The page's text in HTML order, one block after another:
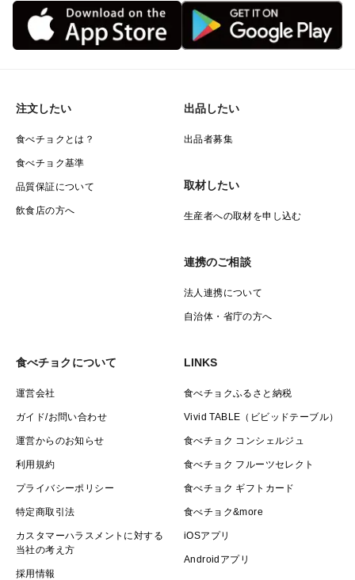
注文したい
食べチョクとは？
食べチョク基準
品質保証について
飲食店の方へ
出品したい
出品者募集
取材したい
生産者への取材を申し込む
連携のご相談
法人連携について
自治体・省庁の方へ
食べチョクについて
運営会社
ガイド/お問い合わせ
運営からのお知らせ
利用規約
プライバシーポリシー
特定商取引法
カスタマーハラスメントに対する
当社の考え方
採用情報
LINKS
食べチョクふるさと納税
Vivid TABLE（ビビッドテーブル）
食べチョク コンシェルジュ
食べチョク フルーツセレクト
食べチョク ギフトカード
食べチョク&more
iOSアプリ
Androidアプリ